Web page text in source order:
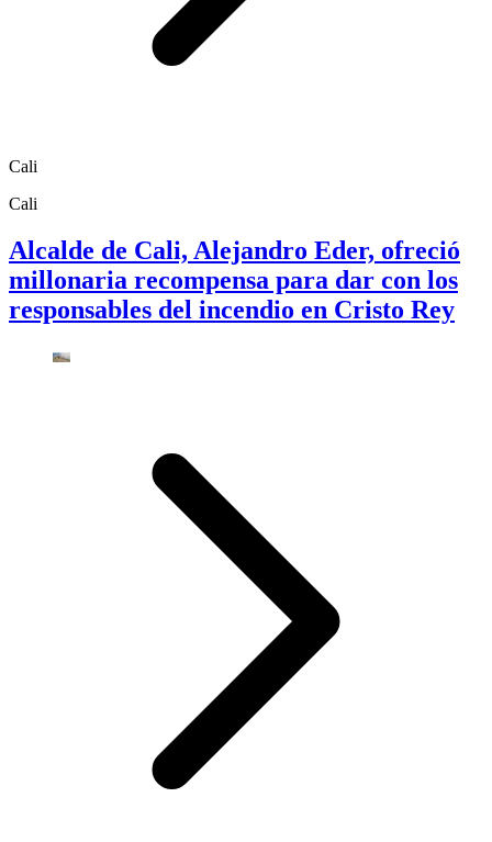
Cali
Cali
Alcalde de Cali, Alejandro Eder, ofreció
millonaria recompensa para dar con los
responsables del incendio en Cristo Rey